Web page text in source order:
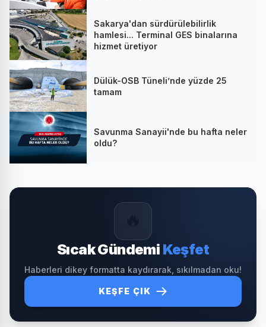
Sakarya'dan sürdürülebilirlik
hamlesi... Terminal GES binalarına
hizmet üretiyor
Dülük-OSB Tüneli’nde yüzde 25
tamam
Savunma Sanayii'nde bu hafta neler
oldu?
Sıcak Gündemi Keşfet
Haberleri dikey formatta kaydırarak, sıkılmadan oku!
KEŞFE ÇIK